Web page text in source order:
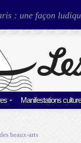
: une façon
Manifestations
beaux-arts